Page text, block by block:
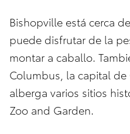
Bishopville está cerca
puede disfrutar de la
montar a caballo.
Columbus, la capital
alberga varios sitios
Zoo and Garden.